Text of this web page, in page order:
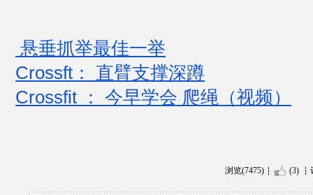
悬垂抓举最佳一举
Crossft： 直臂支撑深蹲
Crossfit ： 今早学会 爬绳（视频）
浏览(7475) (3)